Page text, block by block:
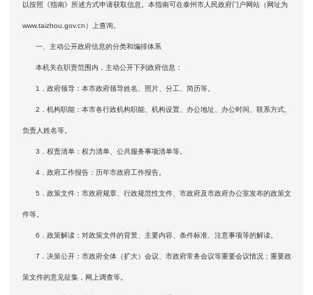
以按照《指南》所述方式申请获取信息。本指南可在泰州市人民政府门户网站（网址为
www.taizhou.gov.cn）上查询。
一、主动公开政府信息的分类和编排体系
本机关在职责范围内，主动公开下列政府信息：
1．政府领导：本市政府领导姓名、照片、分工、简历等。
2．机构职能：本市各行政机构职能、机构设置、办公地址、办公时间、联系方式、
负责人姓名等。
3．权责清单：权力清单、公共服务事项清单等。
4．政府工作报告：历年市政府工作报告。
5．政策文件：市政府规章、行政规范性文件、市政府及市政府办公室发布的政策文
件等。
6．政策解读：对政策文件的背景、主要内容、条件标准、注意事项等的解读。
7．决策公开：市政府全体（扩大）会议、市政府常务会议等重要会议情况；重要政
策文件的意见征集，网上调查等。